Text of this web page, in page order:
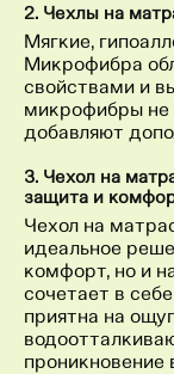
2. Чехлы на
Мягкие,
Микрофибра
свойствами и
микрофибры не
добавляют
3. Чехол на
защита и
Чехол на
идеальное
комфорт, но и
сочетает в
приятна на
проникновение